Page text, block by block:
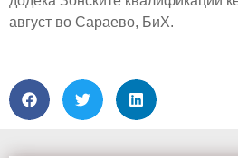
август во Сараево, БиХ.